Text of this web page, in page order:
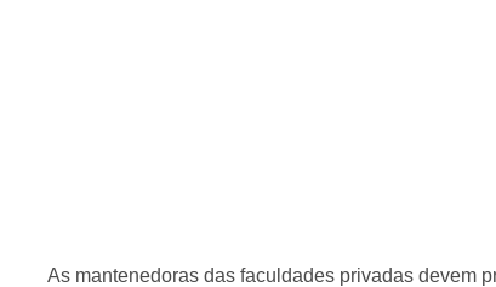
As mantenedoras das faculdades privadas devem